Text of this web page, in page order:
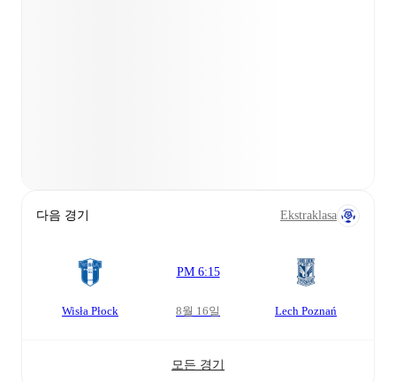
다음 경기 Ekstraklasa
Wisła Płock
PM 6:15
8월 16일 Lech Poznań
모든 경기